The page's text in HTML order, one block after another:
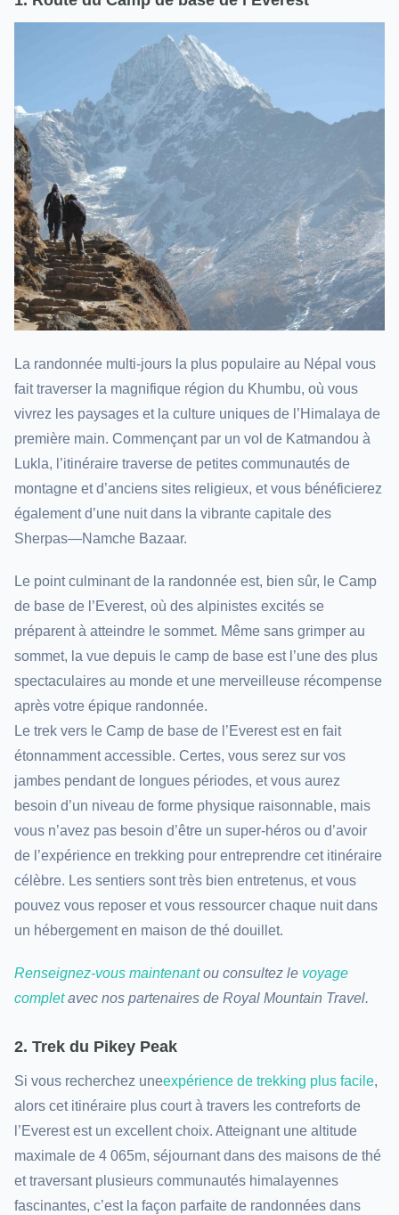
La randonnée multi-jours la plus populaire au Népal vous
fait traverser la magnifique région du Khumbu, où vous
vivrez les paysages et la culture uniques de l’Himalaya de
première main. Commençant par un vol de Katmandou à
Lukla, l’itinéraire traverse de petites communautés de
montagne et d’anciens sites religieux, et vous bénéficierez
également d’une nuit dans la vibrante capitale des
Sherpas—Namche Bazaar.
Le point culminant de la randonnée est, bien sûr, le Camp
de base de l’Everest, où des alpinistes excités se
préparent à atteindre le sommet. Même sans grimper au
sommet, la vue depuis le camp de base est l’une des plus
spectaculaires au monde et une merveilleuse récompense
après votre épique randonnée.
Le trek vers le Camp de base de l’Everest est en fait
étonnamment accessible. Certes, vous serez sur vos
jambes pendant de longues périodes, et vous aurez
besoin d’un niveau de forme physique raisonnable, mais
vous n’avez pas besoin d’être un super-héros ou d’avoir
de l’expérience en trekking pour entreprendre cet itinéraire
célèbre. Les sentiers sont très bien entretenus, et vous
pouvez vous reposer et vous ressourcer chaque nuit dans
un hébergement en maison de thé douillet.
Renseignez-vous maintenantou consultez le voyage
completavec nos partenaires de Royal Mountain Travel.
2. Trek du Pikey Peak
Si vous recherchez uneexpérience de trekking plus facile,
alors cet itinéraire plus court à travers les contreforts de
l’Everest est un excellent choix. Atteignant une altitude
maximale de 4 065m, séjournant dans des maisons de thé
et traversant plusieurs communautés himalayennes
fascinantes, c’est la façon parfaite de randonnées dans